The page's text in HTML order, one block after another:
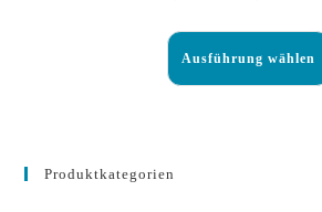
Ausführung wählen
Produktkategorien